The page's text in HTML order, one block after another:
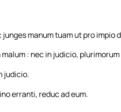
manum tuam ut pro impio
: nec in judicio,
judicio.
erranti, reduc ad eum.